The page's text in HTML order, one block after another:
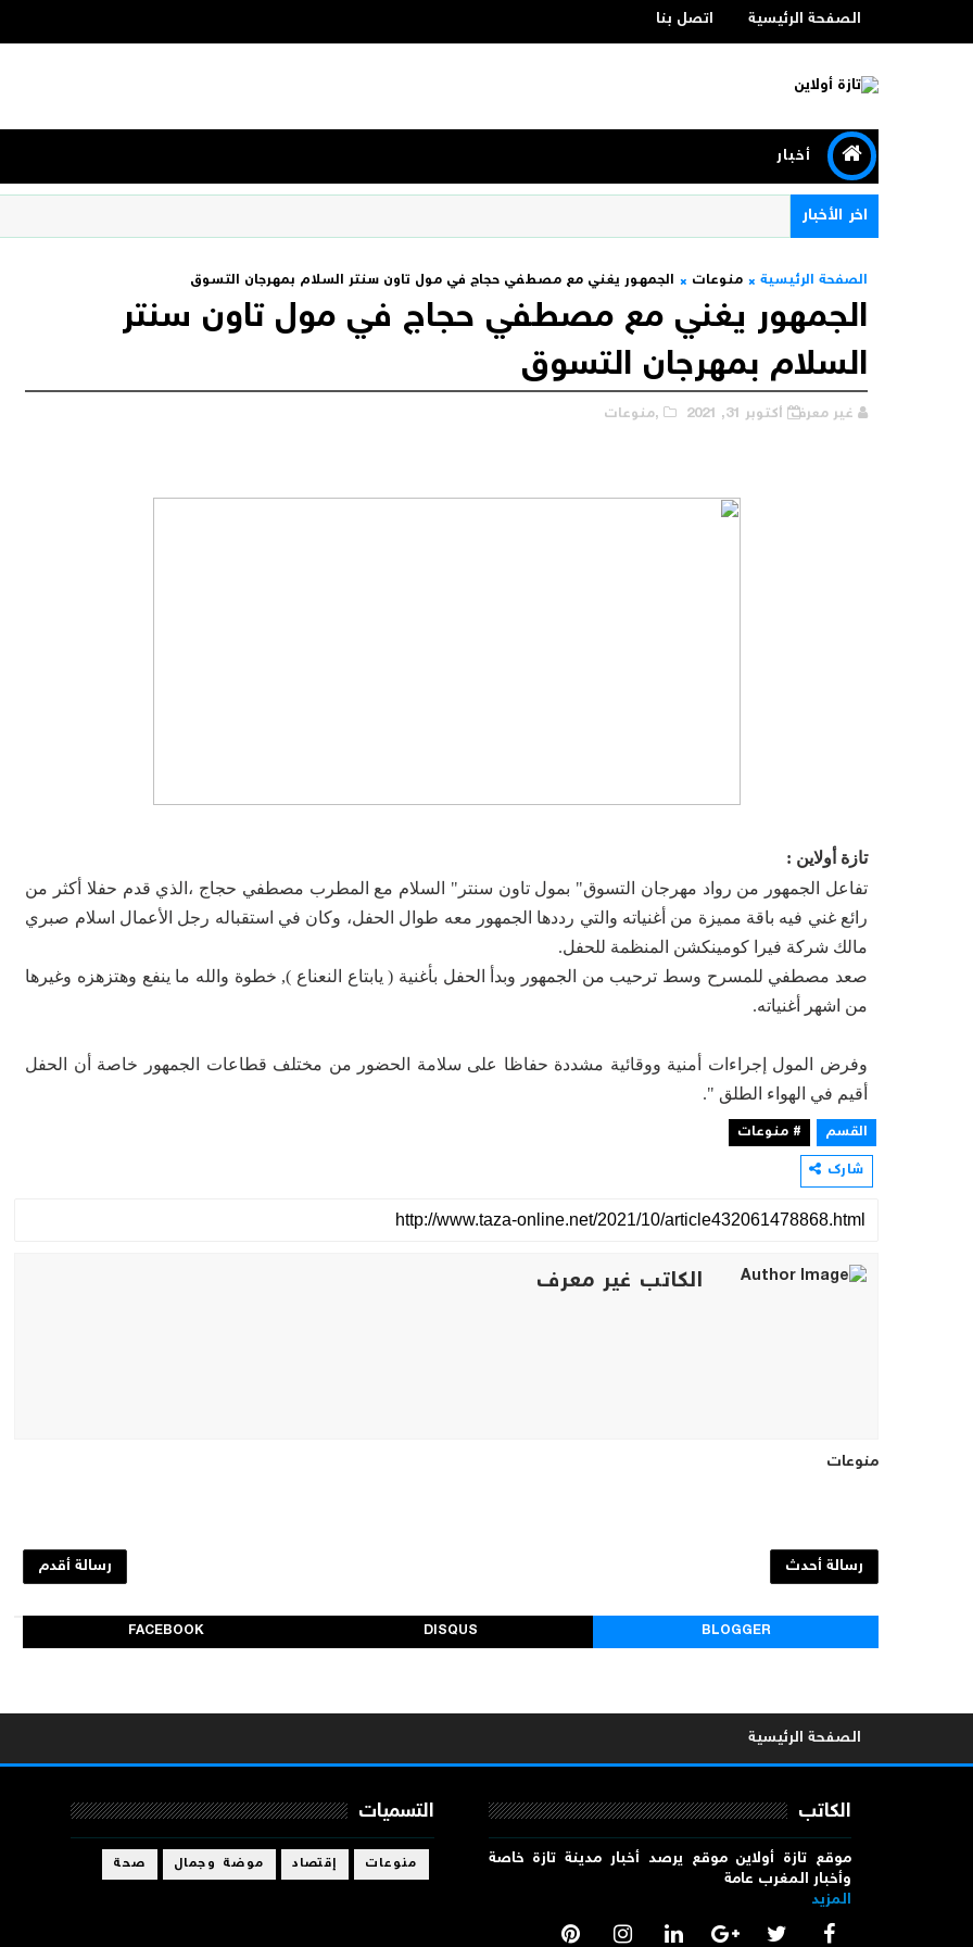
الصفحة الرئيسية اتصل بنا
أخبار
اخر الأخبار
الصفحة الرئيسية منوعات الجمهور يغني مع مصطفي حجاج في مول تاون سنتر السلام بمهرجان التسوق
الجمهور يغني مع مصطفي حجاج في مول تاون سنتر
السلام بمهرجان التسوق
غير معرف أكتوبر 31, 2021 ,منوعات
تازة أولاين :
تفاعل الجمهور من رواد مهرجان التسوق" بمول تاون سنتر" السلام مع المطرب مصطفي حجاج ،الذي قدم حفلا أكثر من
رائع غني فيه باقة مميزة من أغنياته والتي رددها الجمهور معه طوال الحفل، وكان في استقباله رجل الأعمال اسلام صبري
مالك شركة فيرا كومينكشن المنظمة للحفل.
صعد مصطفي للمسرح وسط ترحيب من الجمهور وبدأ الحفل بأغنية ( يابتاع النعناع ), خطوة والله ما ينفع وهتزهزه وغيرها
من اشهر أغنياته.
وفرض المول إجراءات أمنية ووقائية مشددة حفاظا على سلامة الحضور من مختلف قطاعات الجمهور خاصة أن الحفل
أقيم في الهواء الطلق ".
القسم
# منوعات
شارك
الكاتب غير معرف
منوعات
رسالة أحدث رسالة أقدم
BLOGGER
DISQUS
FACEBOOK
الصفحة الرئيسية
الكاتب
موقع تازة أولاين موقع يرصد أخبار مدينة تازة خاصة
وأخبار المغرب عامة
المزيد
التسميات
منوعات إقتصاد موضة وجمال صحة